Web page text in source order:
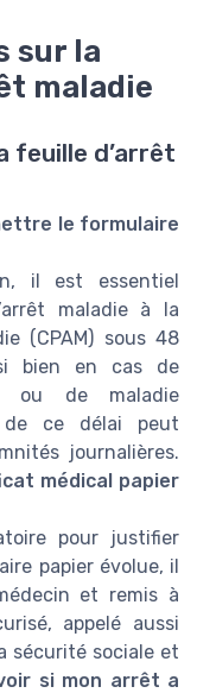
sur la
maladie
feuille d’arrêt
le formulaire
il est essentiel
maladie à la
(CPAM) sous 48
bien en cas de
ou de maladie
de ce délai peut
journalières.
médical papier
pour justifier
papier évolue, il
et remis à
appelé aussi
sécurité sociale et
si mon arrêt a